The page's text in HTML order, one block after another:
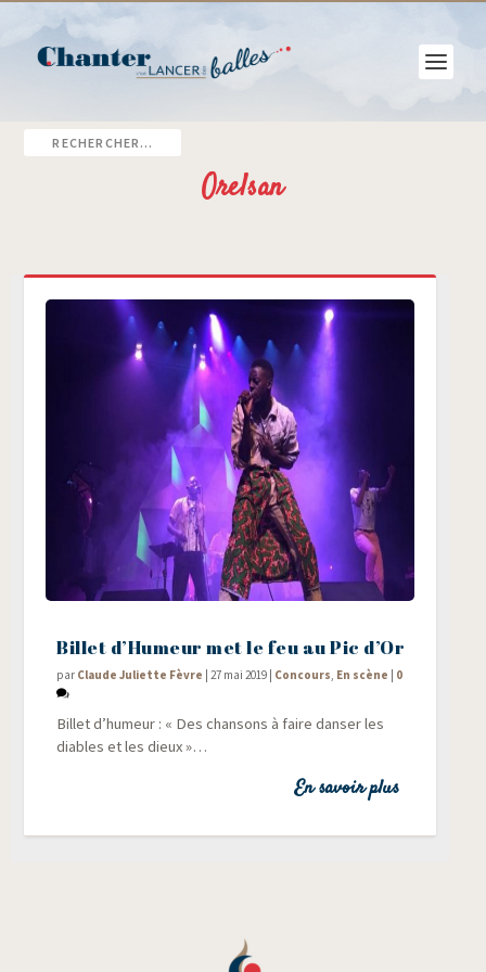
Orelsan
Billet d’Humeur met le feu au Pic d’Or
par Claude Juliette Fèvre |27 mai 2019 | Concours En scène | 0
Billet d’hu­meur : « Des chan­sons à faire dan­ser les
diables et les dieux »…
En savoir plus